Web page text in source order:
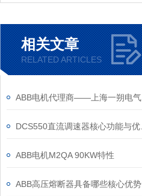
相关文章
RELATED ARTICLES
ABB电机代理商——上海一朔电气
ABB电机M2QA 90KW特性
ABB高压熔断器具备哪些核心优势